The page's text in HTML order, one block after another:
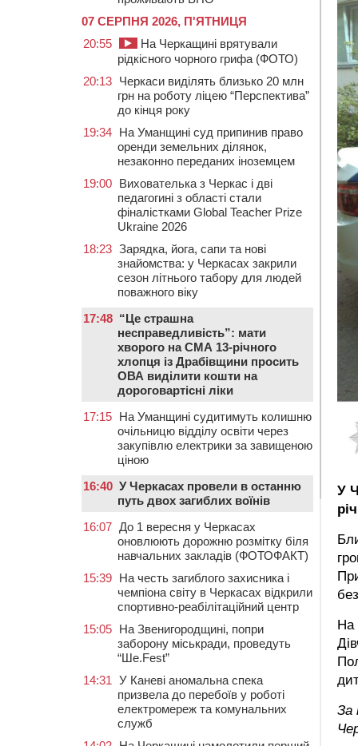
У
На
За
07 СЕРПНЯ 2026, П'ЯТНИЦЯ
20:55
На Черкащині врятували
рідкісного чорного грифа (ФОТО)
20:13 Черкаси виділять близько 20 млн
грн на роботу ліцею “Перспектива”
до кінця року
19:34 На Уманщині суд припинив право
оренди земельних ділянок,
незаконно переданих іноземцем
19:00 Вихователька з Черкас і дві
педагогині з області стали
фіналістками Global Teacher Prize
Ukraine 2026
18:23 Зарядка, йога, сапи та нові
знайомства: у Черкасах закрили
сезон літнього табору для людей
поважного віку
17:48 “Це страшна
несправедливість”: мати
хворого на СМА 13-річного
хлопця із Драбівщини просить
ОВА виділити кошти на
дороговартісні ліки
17:15 На Уманщині судитимуть колишню
очільницю відділу освіти через
закупівлю електрики за завищеною
ціною
16:40 У Черкасах провели в останню
путь двох загиблих воїнів
16:07 До 1 вересня у Черкасах
оновлюють дорожню розмітку біля
навчальних закладів (ФОТОФАКТ)
15:39 На честь загиблого захисника і
чемпіона світу в Черкасах відкрили
спортивно-реабілітаційний центр
15:05 На Звенигородщині, попри
заборону міськради, проведуть
“Ше.Fest”
14:31 У Каневі аномальна спека
призвела до перебоїв у роботі
електромереж та комунальних
служб